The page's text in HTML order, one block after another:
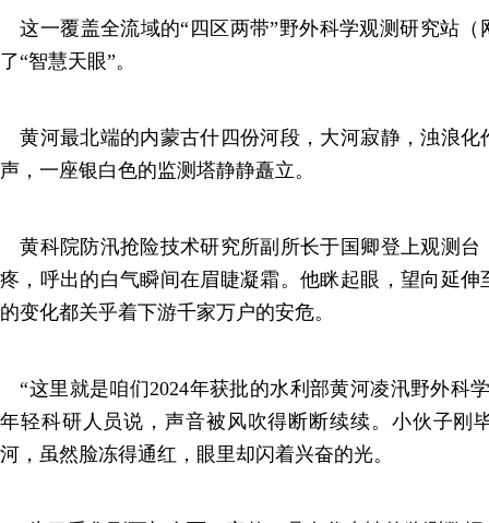
这一覆盖全流域的“四区两带”野外科学观测研究站（
了“智慧天眼”。
黄河最北端的内蒙古什四份河段，大河寂静，浊浪化
声，一座银白色的监测塔静静矗立。
黄科院防汛抢险技术研究所副所长于国卿登上观测台
疼，呼出的白气瞬间在眉睫凝霜。他眯起眼，望向延
的变化都关乎着下游千家万户的安危。
“这里就是咱们2024年获批的水利部黄河凌汛野外科
年轻科研人员说，声音被风吹得断断续续。小伙子刚
河，虽然脸冻得通红，眼里却闪着兴奋的光。